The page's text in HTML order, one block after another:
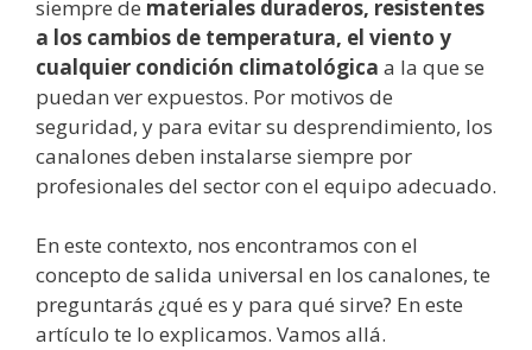
siempre de materiales duraderos, resistentes
a los cambios de temperatura, el viento y
cualquier condición climatológica a la que se
puedan ver expuestos. Por motivos de
seguridad, y para evitar su desprendimiento, los
canalones deben instalarse siempre por
profesionales del sector con el equipo adecuado.
En este contexto, nos encontramos con el
concepto de salida universal en los canalones, te
preguntarás ¿qué es y para qué sirve? En este
artículo te lo explicamos. Vamos allá.